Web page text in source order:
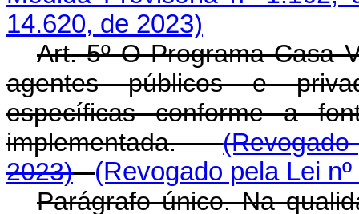
14.620, de 2023)
Art. 5º O Programa Casa
agentes públicos e
específicas conforme a
implementada.
2023)
(Revogado pela Lei
Parágrafo único. Na